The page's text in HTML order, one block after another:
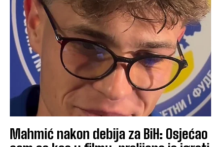
Mahmić nakon debija za BiH: Osjećao